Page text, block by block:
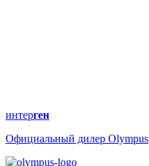
интерген
Официальный дилер Olympus